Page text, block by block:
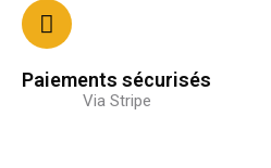
Paiements sécurisés
Via Stripe